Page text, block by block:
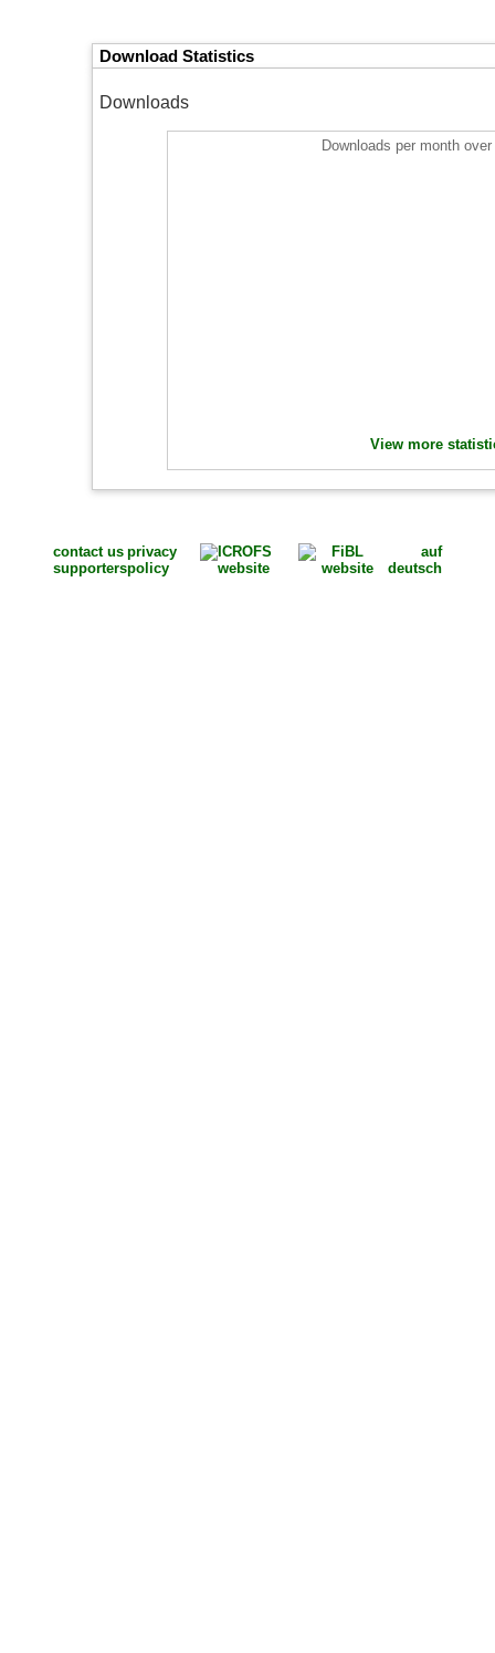
Download Statistics
Downloads
Downloads per month
View more
contact us
supporters
privacy
policy
auf
deutsch